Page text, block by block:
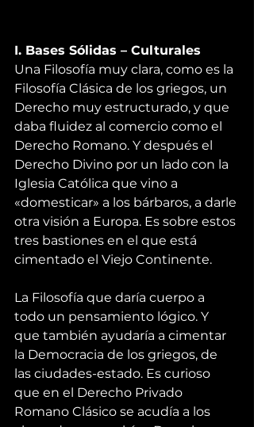
I. Bases Sólidas – Culturales
Una Filosofía muy clara, como es la
Filosofía Clásica de los griegos, un
Derecho muy estructurado, y que
daba fluidez al comercio como el
Derecho Romano. Y después el
Derecho Divino por un lado con la
Iglesia Católica que vino a
«domesticar» a los bárbaros, a darle
otra visión a Europa. Es sobre estos
tres bastiones en el que está
cimentado el Viejo Continente.
La Filosofía que daría cuerpo a
todo un pensamiento lógico. Y
que también ayudaría a cimentar
la Democracia de los griegos, de
las ciudades-estado. Es curioso
que en el Derecho Privado
Romano Clásico se acudía a los